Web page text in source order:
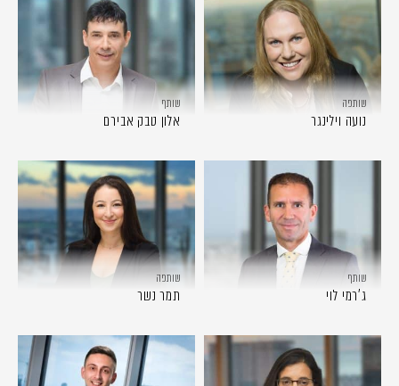
שותפה
נועה וילינגר
שותף
אלון טבק אבירם
שותף
ג'רמי לוי
שותפה
תמר נשר